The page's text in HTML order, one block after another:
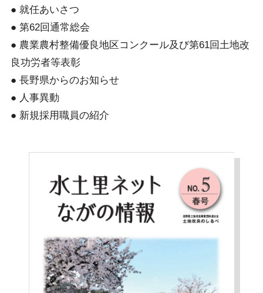
● 就任あいさつ
● 第62回通常総会
● 農業農村整備優良地区コンクール及び第61回土地改
良功労者等表彰
● 長野県からのお知らせ
● 人事異動
● 新規採用職員の紹介